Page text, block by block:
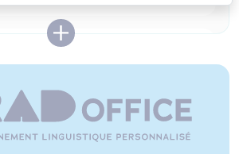
12-06-2026
KIT ANNIVERSAIRE EVEIL AUX
LANGUES
Lire +